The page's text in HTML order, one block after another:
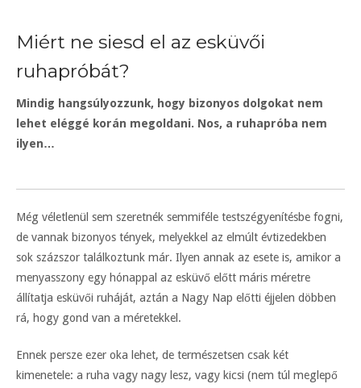
Miért ne siesd el az esküvői
ruhapróbát?
Mindig hangsúlyozzunk, hogy bizonyos dolgokat nem
lehet eléggé korán megoldani. Nos, a ruhapróba nem
ilyen…
Még véletlenül sem szeretnék semmiféle testszégyenítésbe fogni,
de vannak bizonyos tények, melyekkel az elmúlt évtizedekben
sok százszor találkoztunk már. Ilyen annak az esete is, amikor a
menyasszony egy hónappal az esküvő előtt máris méretre
állítatja esküvői ruháját, aztán a Nagy Nap előtti éjjelen döbben
rá, hogy gond van a méretekkel.
Ennek persze ezer oka lehet, de természetsen csak két
kimenetele: a ruha vagy nagy lesz, vagy kicsi (nem túl meglepő